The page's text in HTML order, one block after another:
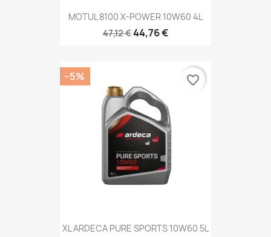
MOTUL 8100 X-POWER 10W60 4L
47,12 €44,76 €
XL ARDECA PURE SPORTS 10W60 5L
−5% favorite_border